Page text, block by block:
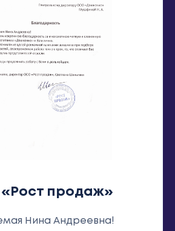
продаж»
Нина Андреевна!